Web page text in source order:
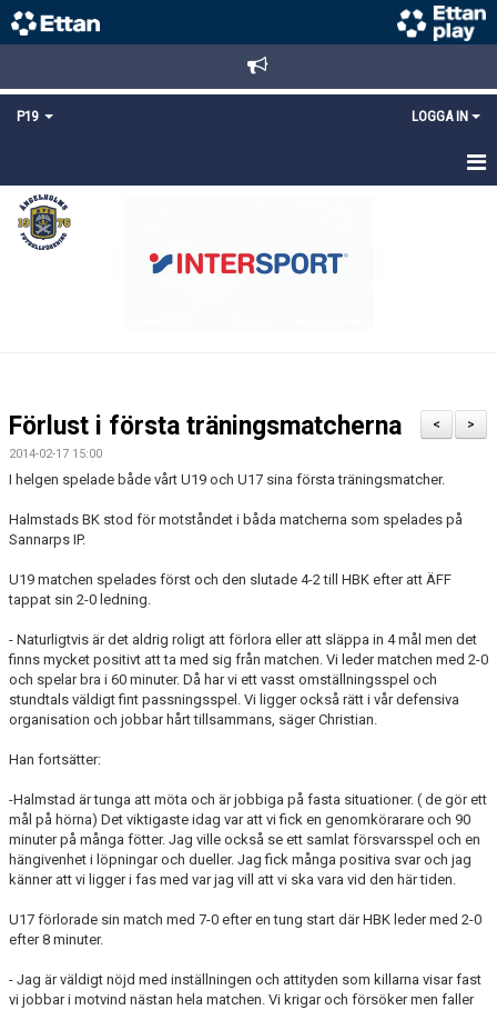
P19 LOGGA IN
HEM
NYHETER
KONTAKT
FYS
TEORI
>
<
Förlust i första träningsmatcherna
2014-02-17 15:00
I helgen spelade både vårt U19 och U17 sina första träningsmatcher.
Halmstads BK stod för motståndet i båda matcherna som spelades på
Sannarps IP.
U19 matchen spelades först och den slutade 4-2 till HBK efter att ÄFF
tappat sin 2-0 ledning.
- Naturligtvis är det aldrig roligt att förlora eller att släppa in 4 mål men det
finns mycket positivt att ta med sig från matchen. Vi leder matchen med 2-0
och spelar bra i 60 minuter. Då har vi ett vasst omställningsspel och
stundtals väldigt fint passningsspel. Vi ligger också rätt i vår defensiva
organisation och jobbar hårt tillsammans, säger Christian.
Han fortsätter:
-Halmstad är tunga att möta och är jobbiga på fasta situationer. ( de gör ett
mål på hörna) Det viktigaste idag var att vi fick en genomkörarare och 90
minuter på många fötter. Jag ville också se ett samlat försvarsspel och en
hängivenhet i löpningar och dueller. Jag fick många positiva svar och jag
känner att vi ligger i fas med var jag vill att vi ska vara vid den här tiden.
U17 förlorade sin match med 7-0 efter en tung start där HBK leder med 2-0
efter 8 minuter.
- Jag är väldigt nöjd med inställningen och attityden som killarna visar fast
vi jobbar i motvind nästan hela matchen. Vi krigar och försöker men faller